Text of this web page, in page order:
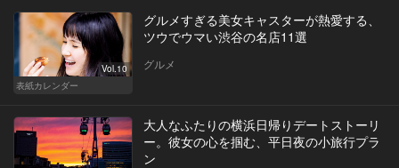
Vol.10
表紙カレンダー
グルメすぎる美女キャスターが熱愛する、
ツウでウマい渋谷の名店11選
グルメ
大人なふたりの横浜日帰りデートストーリ
ー。彼女の心を掴む、平日夜の小旅行プラ
ン